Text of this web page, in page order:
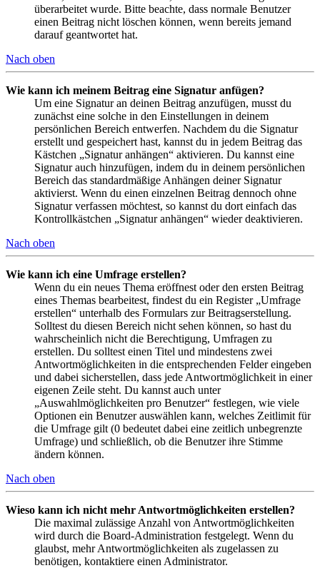
überarbeitet wurde. Bitte beachte, dass normale Benutzer
einen Beitrag nicht löschen können, wenn bereits jemand
darauf geantwortet hat.
Nach oben
Wie kann ich meinem Beitrag eine Signatur anfügen?
Um eine Signatur an deinen Beitrag anzufügen, musst du
zunächst eine solche in den Einstellungen in deinem
persönlichen Bereich entwerfen. Nachdem du die Signatur
erstellt und gespeichert hast, kannst du in jedem Beitrag das
Kästchen „Signatur anhängen“ aktivieren. Du kannst eine
Signatur auch hinzufügen, indem du in deinem persönlichen
Bereich das standardmäßige Anhängen deiner Signatur
aktivierst. Wenn du einen einzelnen Beitrag dennoch ohne
Signatur verfassen möchtest, so kannst du dort einfach das
Kontrollkästchen „Signatur anhängen“ wieder deaktivieren.
Nach oben
Wie kann ich eine Umfrage erstellen?
Wenn du ein neues Thema eröffnest oder den ersten Beitrag
eines Themas bearbeitest, findest du ein Register „Umfrage
erstellen“ unterhalb des Formulars zur Beitragserstellung.
Solltest du diesen Bereich nicht sehen können, so hast du
wahrscheinlich nicht die Berechtigung, Umfragen zu
erstellen. Du solltest einen Titel und mindestens zwei
Antwortmöglichkeiten in die entsprechenden Felder eingeben
und dabei sicherstellen, dass jede Antwortmöglichkeit in einer
eigenen Zeile steht. Du kannst auch unter
„Auswahlmöglichkeiten pro Benutzer“ festlegen, wie viele
Optionen ein Benutzer auswählen kann, welches Zeitlimit für
die Umfrage gilt (0 bedeutet dabei eine zeitlich unbegrenzte
Umfrage) und schließlich, ob die Benutzer ihre Stimme
ändern können.
Nach oben
Wieso kann ich nicht mehr Antwortmöglichkeiten erstellen?
Die maximal zulässige Anzahl von Antwortmöglichkeiten
wird durch die Board-Administration festgelegt. Wenn du
glaubst, mehr Antwortmöglichkeiten als zugelassen zu
benötigen, kontaktiere einen Administrator.